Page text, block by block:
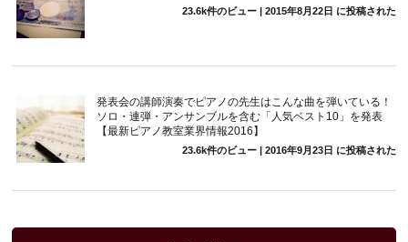
23.6k件のビュー| 2015年8月22日 に投稿された
発表会の講師演奏でピアノの先生はこんな曲を弾いている！
ソロ・連弾・アンサンブルを含む「人気ベスト10」を発表
【最新ピアノ教室業界情報2016】
23.6k件のビュー| 2016年9月23日 に投稿された